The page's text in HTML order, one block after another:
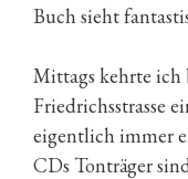
Buch sieht
Mittags kehrte ich
Friedrichsstrasse
eigentlich immer
CDs Tonträger